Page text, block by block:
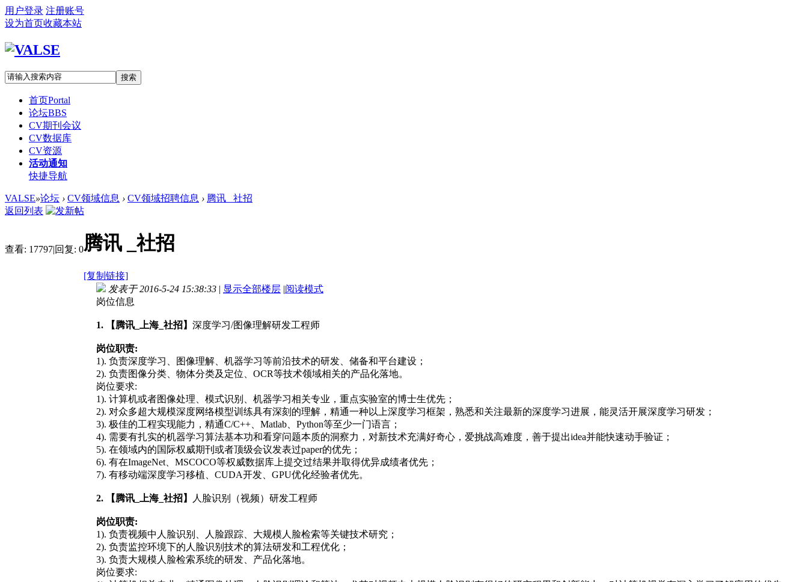
用户登录 注册账号
设为首页收藏本站
搜索
首页Portal
论坛BBS
CV期刊会议
CV数据库
CV资源
活动通知
快捷导航
VALSE»论坛 › CV领域信息 › CV领域招聘信息 › 腾讯 _社招
返回列表
查看: 17797|回复: 0腾讯 _社招
[复制链接]
发表于 2016-5-24 15:38:33 | 显示全部楼层 |阅读模式
岗位信息
1. 【腾讯_上海_社招】 深度学习/图像理解研发工程师
岗位职责:
1). 负责深度学习、图像理解、机器学习等前沿技术的研发、储备和平台建设；
2). 负责图像分类、物体分类及定位、OCR等技术领域相关的产品化落地。
岗位要求:
1). 计算机或者图像处理、模式识别、机器学习相关专业，重点实验室的博士生优先；
2). 对众多超大规模深度网络模型训练具有深刻的理解，精通一种以上深度学习框架，熟悉和关注最新的深度学习进展，能灵活开展深度学习研发；
3). 极佳的工程实现能力，精通C/C++、Matlab、Python等至少一门语言；
4). 需要有扎实的机器学习算法基本功和看穿问题本质的洞察力，对新技术充满好奇心，爱挑战高难度，善于提出idea并能快速动手验证；
5). 在领域内的国际权威期刊或者顶级会议发表过paper的优先；
6). 有在ImageNet、MSCOCO等权威数据库上提交过结果并取得优异成绩者优先；
7). 有移动端深度学习移植、CUDA开发、GPU优化经验者优先。
2. 【腾讯_上海_社招】 人脸识别（视频）研发工程师
岗位职责:
1). 负责视频中人脸识别、人脸跟踪、大规模人脸检索等关键技术研究；
2). 负责监控环境下的人脸识别技术的算法研发和工程优化；
3). 负责大规模人脸检索系统的研发、产品化落地。
岗位要求: